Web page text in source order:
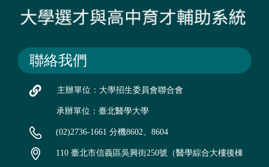
聯絡我們
主辦單位：大學招生委員會聯合會
承辦單位：臺北醫學大學
(02)2736-1661 分機8602、8604
110 臺北市信義區吳興街250號（醫學綜合大樓後棟